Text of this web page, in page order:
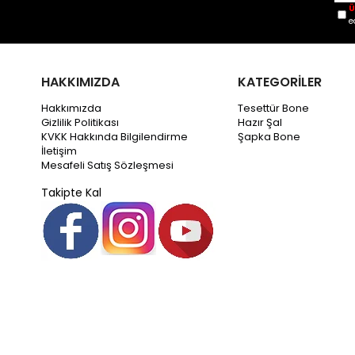
HAKKIMIZDA
Hakkımızda
Gizlilik Politikası
KVKK Hakkında Bilgilendirme
İletişim
Mesafeli Satış Sözleşmesi
Takipte Kal
KATEGORİLER
Tesettür Bone
Hazır Şal
Şapka Bone